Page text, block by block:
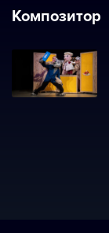
Композитор